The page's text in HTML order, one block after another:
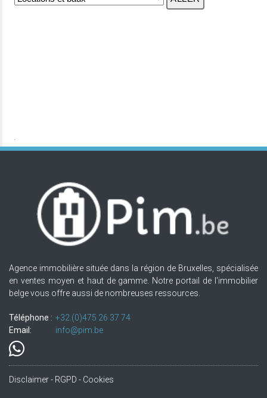
Agence immobilière située dans la région de Bruxelles, spécialisée
en ventes moyen et haut de gamme. Notre portail de l'immobilier
belge vous offre aussi de nombreuses ressources.
Téléphone : +32.(0)475 26 37 74
Email:
info@pim.be
Disclaimer - RGPD - Cookies